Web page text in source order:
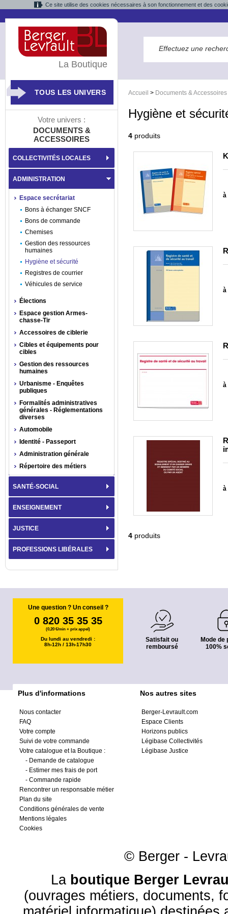
Ce site utilise des cookies nécessaires à son fonctionnement et des
Accueil > Documents & Accessoires
Hygiène et
4 produits
à
à
à
à
4 produits
La Boutique
TOUS LES UNIVERS
Votre univers :
DOCUMENTS &
ACCESSOIRES
COLLECTIVITÉS LOCALES
ADMINISTRATION
Espace secrétariat
Bons à échanger SNCF
Bons de commande
Chemises
Gestion des ressources
humaines
Hygiène et sécurité
Registres de courrier
Véhicules de service
Élections
Espace gestion Armes-
chasse-Tir
Accessoires de ciblerie
Cibles et équipements pour
cibles
Gestion des ressources
humaines
Urbanisme - Enquêtes
publiques
Formalités administratives
générales - Réglementations
diverses
Automobile
Identité - Passeport
Administration générale
Répertoire des métiers
SANTÉ-SOCIAL
ENSEIGNEMENT
JUSTICE
PROFESSIONS LIBÉRALES
Une question ? Un conseil ?
0 820 35 35 35
(0,20 €/min + prix appel)
Du lundi au vendredi :
8h-12h / 13h-17h30
Satisfait ou
remboursé
Mode de
100%
Plus d'informations
Nous contacter
FAQ
Votre compte
Suivi de votre commande
Votre catalogue et la Boutique :
- Demande de catalogue
- Estimer mes frais de port
- Commande rapide
Rencontrer un responsable métier
Plan du site
Conditions générales de vente
Mentions légales
Cookies
Nos autres sites
Berger-Levrault.com
Espace Clients
Horizons publics
Légibase Collectivités
Légibase Justice
© Berger -
La boutique Berger
(ouvrages métiers, documents,